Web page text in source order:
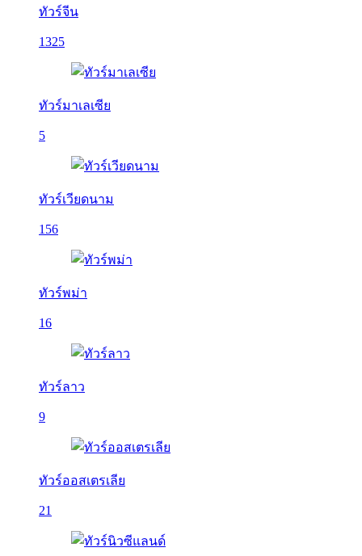
ทัวร์จีน
1325
ทัวร์มาเลเซีย
5
ทัวร์เวียดนาม
156
ทัวร์พม่า
16
ทัวร์ลาว
9
ทัวร์ออสเตรเลีย
21